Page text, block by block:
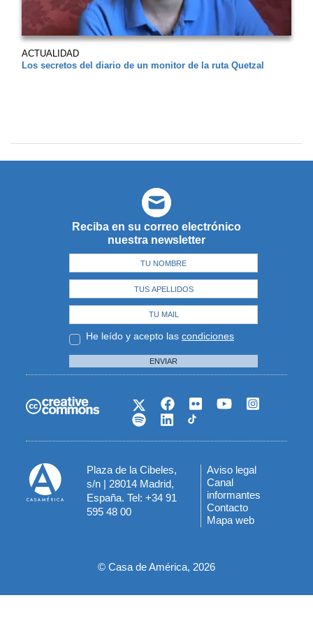
ACTUALIDAD
Los secretos del diario de un monitor de la ruta Quetzal
Reciba en su correo electrónico
nuestra newsletter
He leído y acepto las condiciones
ENVIAR
Plaza de la Cibeles,
s/n | 28014 Madrid,
España. Tel: +34 91
595 48 00
Menú
del
pie
Aviso legal
Canal
informantes
Contacto
Mapa web
© Casa de América, 2026